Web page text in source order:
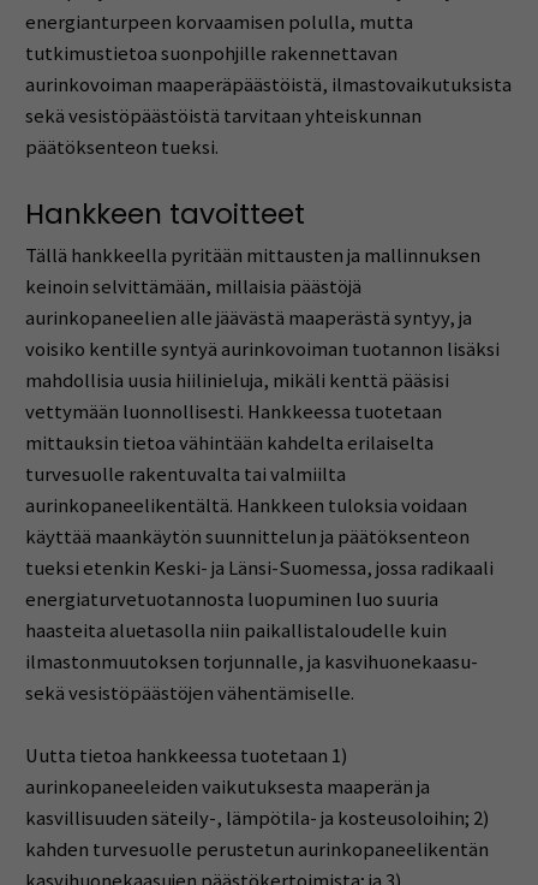
energianturpeen korvaamisen polulla, mutta
tutkimustietoa suonpohjille rakennettavan
aurinkovoiman maaperäpäästöistä, ilmastovaikutuksista
sekä vesistöpäästöistä tarvitaan yhteiskunnan
päätöksenteon tueksi.
Hankkeen tavoitteet
Tällä hankkeella pyritään mittausten ja mallinnuksen
keinoin selvittämään, millaisia päästöjä
aurinkopaneelien alle jäävästä maaperästä syntyy, ja
voisiko kentille syntyä aurinkovoiman tuotannon lisäksi
mahdollisia uusia hiilinieluja, mikäli kenttä pääsisi
vettymään luonnollisesti. Hankkeessa tuotetaan
mittauksin tietoa vähintään kahdelta erilaiselta
turvesuolle rakentuvalta tai valmiilta
aurinkopaneelikentältä. Hankkeen tuloksia voidaan
käyttää maankäytön suunnittelun ja päätöksenteon
tueksi etenkin Keski- ja Länsi-Suomessa, jossa radikaali
energiaturvetuotannosta luopuminen luo suuria
haasteita aluetasolla niin paikallistaloudelle kuin
ilmastonmuutoksen torjunnalle, ja kasvihuonekaasu-
sekä vesistöpäästöjen vähentämiselle.
Uutta tietoa hankkeessa tuotetaan 1)
aurinkopaneeleiden vaikutuksesta maaperän ja
kasvillisuuden säteily-, lämpötila- ja kosteusoloihin; 2)
kahden turvesuolle perustetun aurinkopaneelikentän